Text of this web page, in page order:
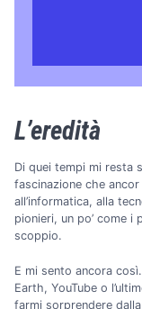
L’eredità
Di quei tempi mi resta
fascinazione che
all’informatica, alla
pionieri, un po’ come
scoppio.
E mi sento ancora
Earth, YouTube o
farmi sorprendere